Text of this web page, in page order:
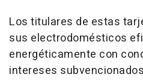
Los titulares de estas
sus electrodomésticos
energéticamente con
intereses